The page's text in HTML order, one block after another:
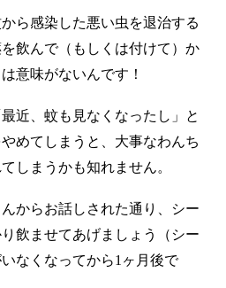
ら感染した悪い虫を退治する
飲んで（もしくは付けて）か
意味がないんです！
近、蚊も見なくなったし」と
めてしまうと、大事なわんち
しまうかも知れません。
からお話しされた通り、シー
飲ませてあげましょう（シー
なくなってから1ヶ月後で